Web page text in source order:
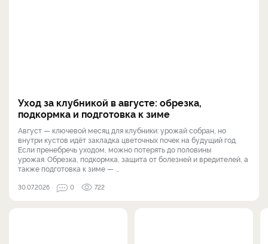
Уход за клубникой в августе: обрезка,
подкормка и подготовка к зиме
Август — ключевой месяц для клубники: урожай собран, но
внутри кустов идёт закладка цветочных почек на будущий год.
Если пренебречь уходом, можно потерять до половины
урожая. Обрезка, подкормка, защита от болезней и вредителей, а
также подготовка к зиме — ...
30.07.2026 0 722